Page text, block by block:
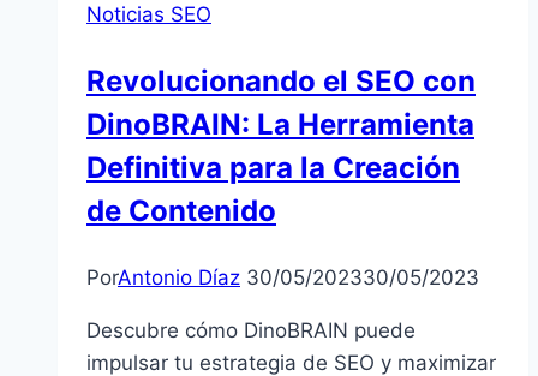
Tus
con
el
Mismo
Tráfico
Noticias SEO
Revolucionando el SEO con
DinoBRAIN: La Herramienta
Definitiva para la Creación
de Contenido
PorAntonio Díaz 30/05/202330/05/2023
Descubre cómo DinoBRAIN puede
impulsar tu estrategia de SEO y maximizar